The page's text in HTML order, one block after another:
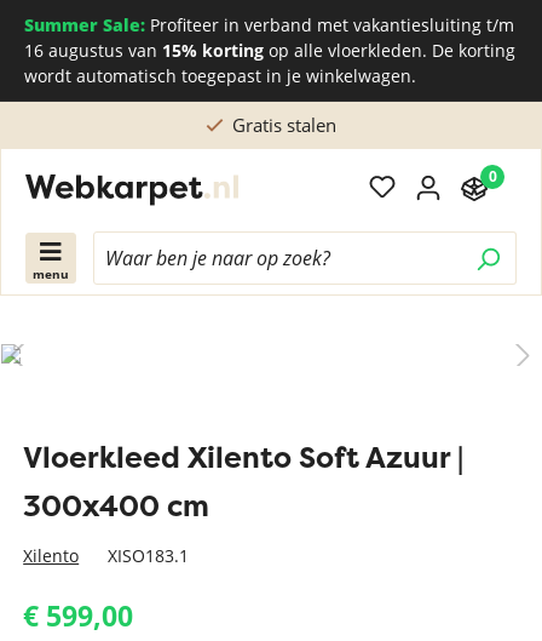
Summer Sale: Profiteer in verband met vakantiesluiting t/m
16 augustus van 15% korting op alle vloerkleden. De korting
wordt automatisch toegepast in je winkelwagen.
Gratis stalen
menu
0
Vloerkleed Xilento Soft Azuur |
300x400 cm
Xilento XISO183.1
€ 599,00